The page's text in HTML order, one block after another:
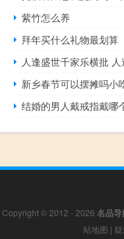
紫竹怎么养
拜年买什么礼物最划算
人逢盛世千家乐横批
新乡春节可以摆摊吗小
结婚的男人戴戒指戴哪
Copyright © 2012 - 2026 名品导
站地图 |